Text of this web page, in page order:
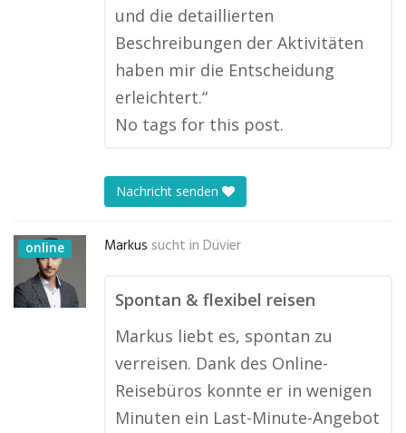
und die detaillierten
Beschreibungen der Aktivitäten
haben mir die Entscheidung
erleichtert.“
No tags for this post.
Nachricht senden
online Markus sucht in Düvier
Spontan & flexibel reisen
Markus liebt es, spontan zu
verreisen. Dank des Online-
Reisebüros konnte er in wenigen
Minuten ein Last-Minute-Angebot